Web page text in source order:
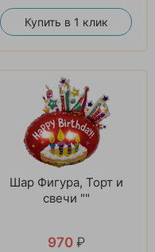
Купить в 1 клик
Шар Фигура, Торт и
свечи ""
970 ₽